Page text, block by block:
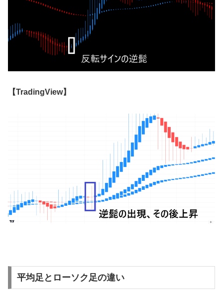
【TradingView】
平均足とローソク足の違い